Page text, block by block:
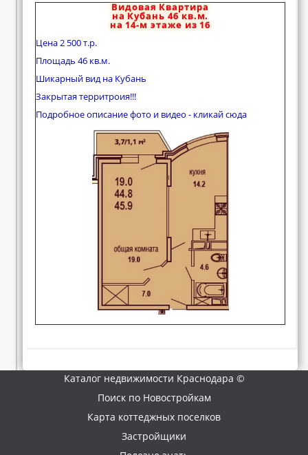
Видовая Квартира
на Кубань 46 кв.м.
на 14-м этаже из 16
Цена 2 500 т.р.
Площадь 46 кв.м.
Шикарный вид на Кубань
Закрытая территроия!!!
Подробное описание фото и видео - кликай сюда
Каталог недвижимости Краснодара ©
Поиск по Новостройкам
Карта коттеджных поселков
Застройщики